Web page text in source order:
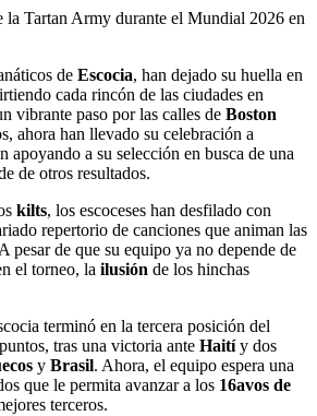
de Escocia, han dejado su huella en
cada rincón de las ciudades en
vibrante paso por las calles de Boston
ahora han llevado su celebración a
apoyando a su selección en busca de una
de otros resultados.
kilts, los escoceses han desfilado con
repertorio de canciones que animan las
pesar de que su equipo ya no depende de
el torneo, la ilusión de los hinchas
terminó en la tercera posición del
tras una victoria ante Haitíy dos
y Brasil. Ahora, el equipo espera una
que le permita avanzar a los 16avos de
terceros.